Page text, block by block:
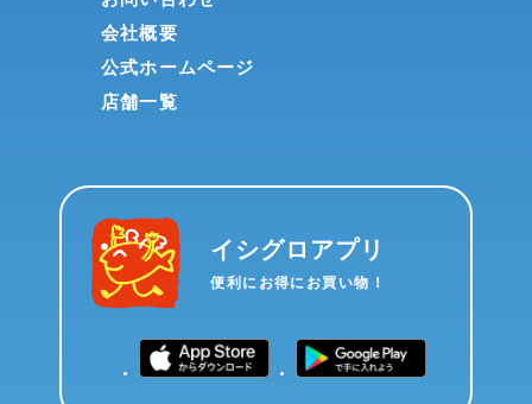
会社概要
公式ホームページ
店舗一覧
イシグロアプリ
便利にお得にお買い物！